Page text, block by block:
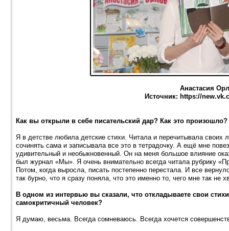
Анастасия
Источник: https://
Как вы открыли в себе писательский дар? Как это произошло?
Я в детстве любила детские стихи. Читала и перечитывала
сочинять сама и записывала все это в тетрадочку. А ещё мне
удивительный и необыкновенный. Он на меня большое влияние
был журнал «Мы». Я очень внимательно всегда читала рубрику
Потом, когда выросла, писать постепенно перестала. И все
так бурно, что я сразу поняла, что это именно то, чего мне так не
В одном из интервью вы сказали, что откладываете свои
самокритичный человек?
Я думаю, весьма. Всегда сомневаюсь. Всегда хочется